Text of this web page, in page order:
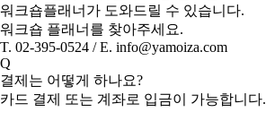
워크숍플래너가 도와드릴 수 있습니다.
워크숍 플래너를 찾아주세요.
T. 02-395-0524 / E. info@yamoiza.com
Q
결제는 어떻게 하나요?
카드 결제 또는 계좌로 입금이 가능합니다.